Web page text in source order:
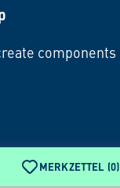
components
MERKZETTEL (0)